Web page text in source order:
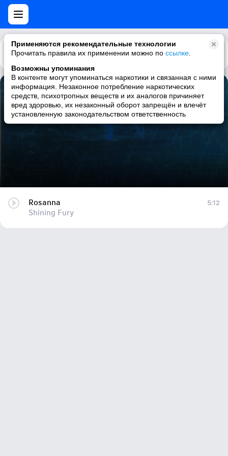
Применяются рекомендательные технологии
Прочитать правила их применении можно по ссылке
Возможны упоминания
В контенте могут упоминаться наркотики и связанная с ними
информация. Незаконное потребление наркотических
средств, психотропных веществ и их аналогов причиняет
вред здоровью, их незаконный оборот запрещён и влечёт
установленную законодательством ответственность
Каталог Рекомендации
Rosanna
Shining Fury
Rosanna
Shining Fury
5:12